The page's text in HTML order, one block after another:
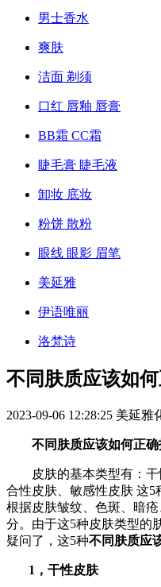
男士香水
爽肤
洁面 剃须
口红 唇釉 唇膏
BB霜 CC霜
睫毛膏 睫毛液
卸妆 底妆
粉饼 散粉
眼线 眼影 眉笔
美延雅
伊语唯丽
洛梵诗
不同肤质应该如
2023-09-06 12:28:25 美延雅
不同肤质应该如何正确
皮肤的基本类型有：干
合性皮肤、敏感性皮肤 这5
根据皮肤皱纹、色斑、暗
分。由于这5种皮肤类型的
疑问了，这5种不同肤质应
1，干性皮肤